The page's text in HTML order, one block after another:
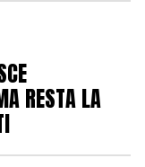
RESTA LA